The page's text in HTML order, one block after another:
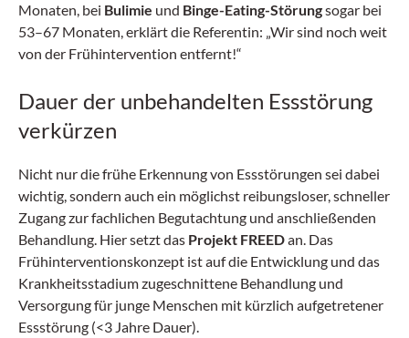
Monaten, bei Bulimie und Binge-Eating-Störungsogar bei
53–67 Monaten, erklärt die Referentin: „Wir sind noch weit
von der Frühintervention entfernt!“
Dauer der unbehandelten Essstörung
verkürzen
Nicht nur die frühe Erkennung von Essstörungen sei dabei
wichtig, sondern auch ein möglichst reibungsloser, schneller
Zugang zur fachlichen Begutachtung und anschließenden
Behandlung. Hier setzt das Projekt FREEDan. Das
Frühinterventionskonzept ist auf die Entwicklung und das
Krankheitsstadium zugeschnittene Behandlung und
Versorgung für junge Menschen mit kürzlich aufgetretener
Essstörung (<3 Jahre Dauer).